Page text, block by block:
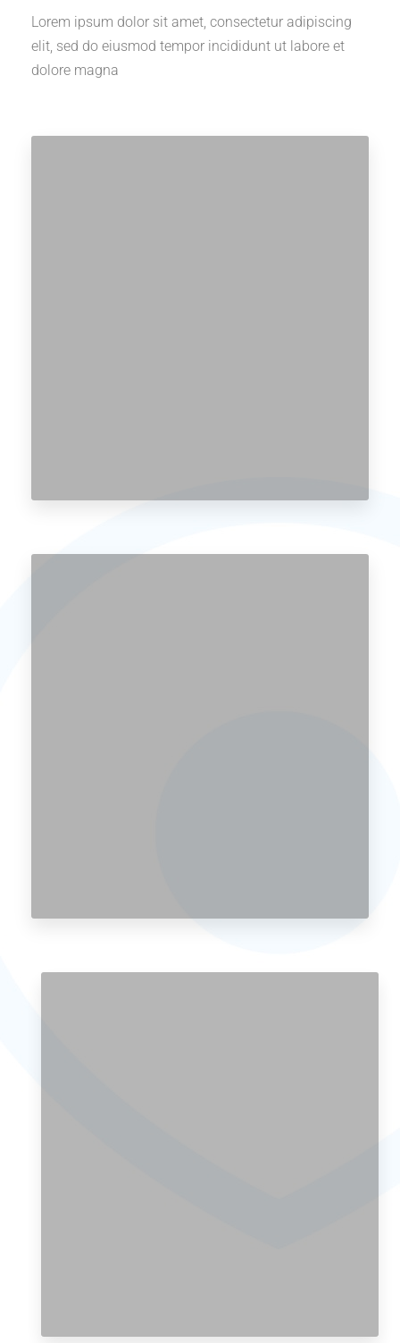
Lorem ipsum dolor sit amet, consectetur adipiscing
elit, sed do eiusmod tempor incididunt ut labore et
dolore magna